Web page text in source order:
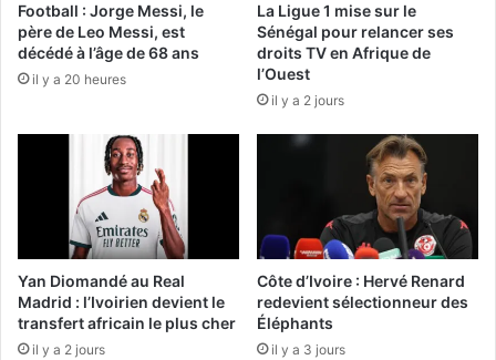
Football : Jorge Messi, le
père de Leo Messi, est
décédé à l’âge de 68 ans
il y a 20 heures
La Ligue 1 mise sur le
Sénégal pour relancer ses
droits TV en Afrique de
l’Ouest
il y a 2 jours
Yan Diomandé au Real
Madrid : l’Ivoirien devient le
transfert africain le plus cher
il y a 2 jours
Côte d’Ivoire : Hervé Renard
redevient sélectionneur des
Éléphants
il y a 3 jours